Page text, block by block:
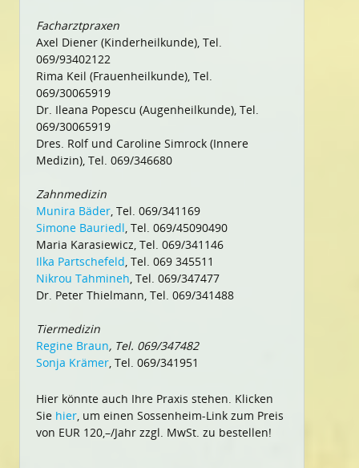
Facharztpraxen
Axel Diener (Kinderheilkunde), Tel.
069/93402122
Rima Keil (Frauenheilkunde), Tel.
069/30065919
Dr. Ileana Popescu (Augenheilkunde), Tel.
069/30065919
Dres. Rolf und Caroline Simrock (Innere
Medizin), Tel. 069/346680
Zahnmedizin
Munira Bäder , Tel. 069/341169
Simone Bauriedl , Tel. 069/45090490
Maria Karasiewicz, Tel. 069/341146
Ilka Partschefeld , Tel. 069 345511
Nikrou Tahmineh , Tel. 069/347477
Dr. Peter Thielmann, Tel. 069/341488
Tiermedizin
Regine Braun, Tel. 069/347482
Sonja Krämer , Tel. 069/341951
Hier könnte auch Ihre Praxis stehen. Klicken
Sie hier , um einen Sossenheim-Link zum Preis
von EUR 120,–/Jahr zzgl. MwSt. zu bestellen!